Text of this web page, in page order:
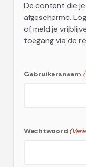
De content die
afgeschermd.
of meld je
toegang via de
Gebruikersnaam
Wachtwoord